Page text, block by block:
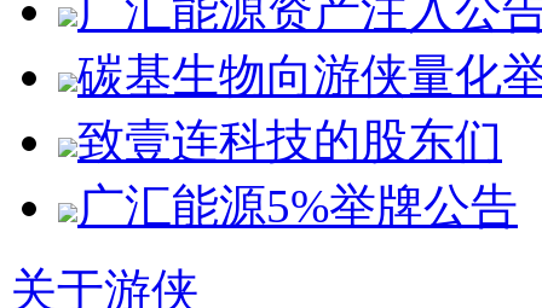
碳基生物向游侠量化
致壹连科技的股东们
广汇能源5%举牌公告
关于游侠